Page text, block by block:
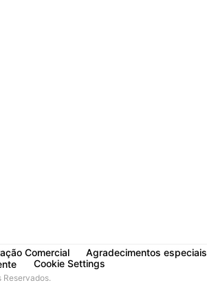
Comercial
Agradecimentos especiais
Cookie Settings
Reservados.